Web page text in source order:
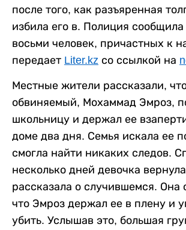
после того, как разъяренная
избила его в. Полиция сообщила
восьми человек, причастных к
передает Liter.kz со ссылкой на
Местные жители рассказали,
обвиняемый, Мохаммад Эмроз,
школьницу и держал ее
доме два дня. Семья искала ее
смогла найти никаких следов.
несколько дней девочка
рассказала о случившемся. Она
что Эмроз держал ее в плену и
убить. Услышав это, большая